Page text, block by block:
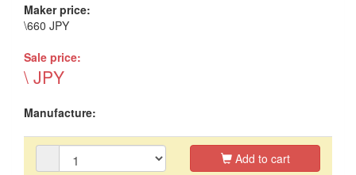
Maker price:
\660 JPY
Sale price:
\ JPY
Manufacture:
Add to cart